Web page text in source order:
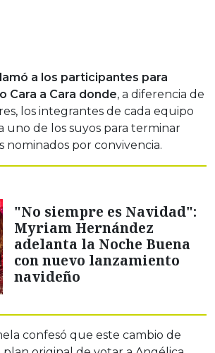
a los participantes para
Cara a Cara donde, a diferencia de
los integrantes de cada equipo
uno de los suyos para terminar
nominados por convivencia.
"No siempre es Navidad":
Myriam Hernández
adelanta la Noche Buena
con nuevo lanzamiento
navideño
confesó que este cambio de